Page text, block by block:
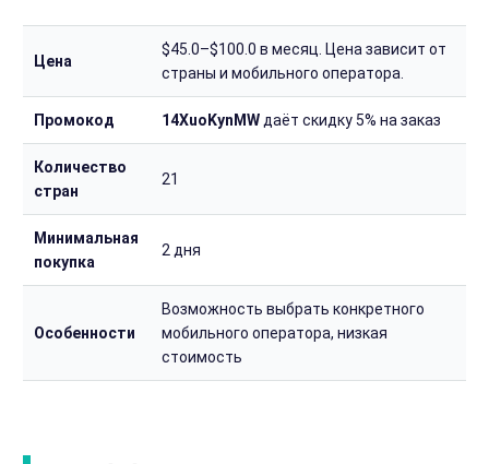
Цена
$45.0–$100.0 в месяц. Цена зависит от
страны и мобильного оператора.
Промокод 14XuoKynMW даёт скидку 5% на заказ
Количество
стран
21
Минимальная
покупка
2 дня
Особенности
Возможность выбрать конкретного
мобильного оператора, низкая
стоимость